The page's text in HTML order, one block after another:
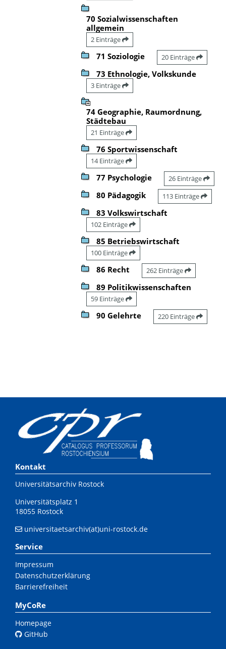
70 Sozialwissenschaften
allgemein
2 Einträge
71 Soziologie 20 Einträge
73 Ethnologie, Volkskunde
3 Einträge
74 Geographie, Raumordnung,
Städtebau
21 Einträge
76 Sportwissenschaft
14 Einträge
77 Psychologie 26 Einträge
80 Pädagogik 113 Einträge
83 Volkswirtschaft
102 Einträge
85 Betriebswirtschaft
100 Einträge
86 Recht 262 Einträge
89 Politikwissenschaften
59 Einträge
90 Gelehrte 220 Einträge
Kontakt
Universitätsarchiv Rostock
Universitätsplatz 1
18055 Rostock
universitaetsarchiv(at)uni-rostock.de
Service
Impressum
Datenschutzerklärung
Barrierefreiheit
MyCoRe
Homepage
GitHub